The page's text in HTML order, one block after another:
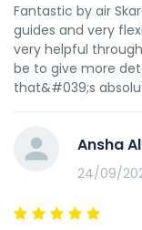
Fantastic by air
guides and very
very helpful
be to give more
that&#039;s
Ansha
24/09/